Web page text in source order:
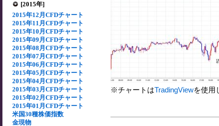
[2015年]
2015年12月CFDチャート
2015年11月CFDチャート
2015年10月CFDチャート
2015年09月CFDチャート
2015年08月CFDチャート
2015年07月CFDチャート
2015年06月CFDチャート
2015年05月CFDチャート
2015年04月CFDチャート
2015年03月CFDチャート
2015年02月CFDチャート
2015年01月CFDチャート
米国30種株価指数
金現物
※チャートはTradingViewを使用